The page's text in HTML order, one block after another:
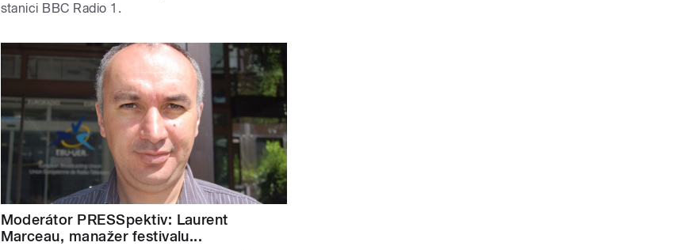
stanici BBC Radio 1.
Moderátor PRESSpektiv: Laurent
Marceau, manažer festivalu...